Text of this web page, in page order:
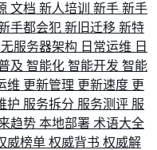
文档 新人培训 新手 新手
手都会犯 新旧迁移 新特
无服务器架构 日常运维 日
及 智能化 智能开发 智能
维 更新管理 更新速度 更
护 服务拆分 服务测评 服
趋势 本地部署 术语大全
威榜单 权威背书 权威解